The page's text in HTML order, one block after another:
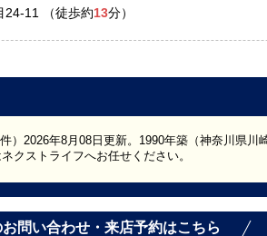
24-11 （徒歩約13分）
）2026年8月08日更新。1990年築（神奈川県川
クストライフへお任せください。
問い合わせ・来店予約はこちら